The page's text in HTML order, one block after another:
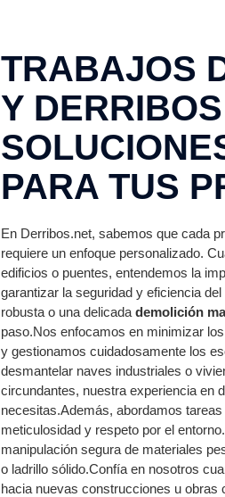
TRABAJOS
Y
PARA TUS
En Derribos.net, sabemos que cada
requiere un enfoque personalizado.
edificios o puentes, entendemos la
garantizar la seguridad y eficiencia
robusta o una delicada demolición
paso.Nos enfocamos en minimizar
y gestionamos cuidadosamente los
desmantelar naves industriales o
circundantes, nuestra experiencia en
necesitas.Además, abordamos
meticulosidad y respeto por el
manipulación segura de materiales
o ladrillo sólido.Confía en nosotros
hacia nuevas construcciones u obras